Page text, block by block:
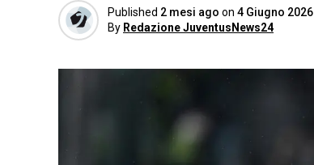
Published 2 mesi ago on 4 Giugno 2026
By Redazione JuventusNews24